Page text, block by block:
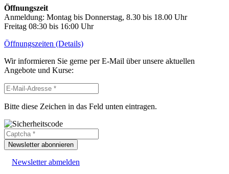
Öffnungszeit
Anmeldung: Montag bis Donnerstag, 8.30 bis 18.00 Uhr
Freitag 08:30 bis 16:00 Uhr
Öffnungszeiten (Details)
Wir informieren Sie gerne per E-Mail über unsere aktuellen
Angebote und Kurse:
Bitte diese Zeichen in das Feld unten eintragen.
Newsletter abonnieren
Newsletter abmelden